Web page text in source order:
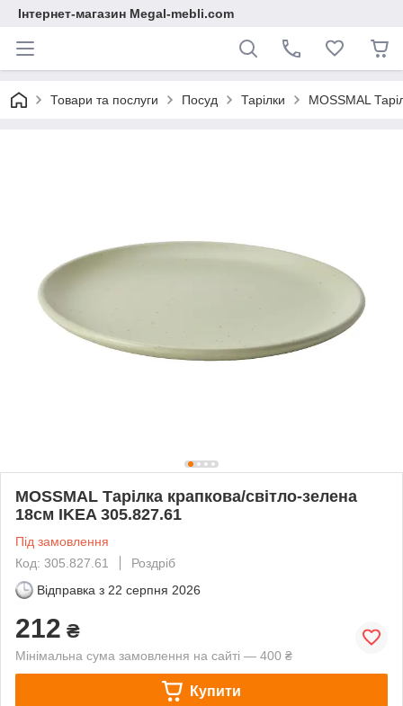
Інтернет-магазин Megal-mebli.com
Товари та послуги Посуд Тарілки MOSSMAL
MOSSMAL Тарілка крапкова/світло-зелена
18см IKEA 305.827.61
Під замовлення
Код: 305.827.61
Роздріб
Відправка з 22 серпня 2026
212 ₴
Мінімальна сума замовлення на сайті — 400 ₴
Купити